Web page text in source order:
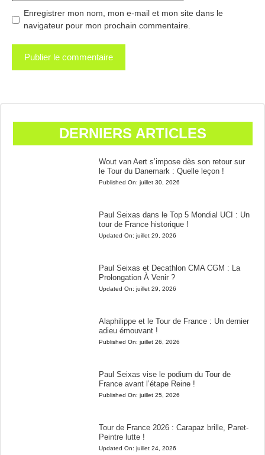
Enregistrer mon nom, mon e-mail et mon site dans le
navigateur pour mon prochain commentaire.
DERNIERS ARTICLES
Wout van Aert s’impose dès son retour sur
le Tour du Danemark : Quelle leçon !
Published On: juillet 30, 2026
Paul Seixas dans le Top 5 Mondial UCI : Un
tour de France historique !
Updated On: juillet 29, 2026
Paul Seixas et Decathlon CMA CGM : La
Prolongation À Venir ?
Updated On: juillet 29, 2026
Alaphilippe et le Tour de France : Un dernier
adieu émouvant !
Published On: juillet 26, 2026
Paul Seixas vise le podium du Tour de
France avant l’étape Reine !
Published On: juillet 25, 2026
Tour de France 2026 : Carapaz brille, Paret-
Peintre lutte !
Updated On: juillet 24, 2026